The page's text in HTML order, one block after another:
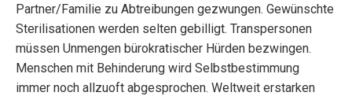
Partner/Familie zu Abtreibungen gezwungen. Gewünschte
Sterilisationen werden selten gebilligt. Transpersonen
müssen Unmengen bürokratischer Hürden bezwingen.
Menschen mit Behinderung wird Selbstbestimmung
immer noch allzuoft abgesprochen. Weltweit erstarken